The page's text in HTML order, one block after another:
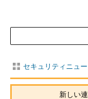
セキュリティニュ
新しい